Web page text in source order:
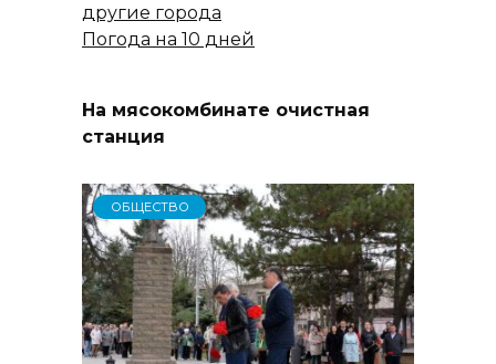
другие города
Погода на 10 дней
На мясокомбинате очистная
станция
ОБЩЕСТВО